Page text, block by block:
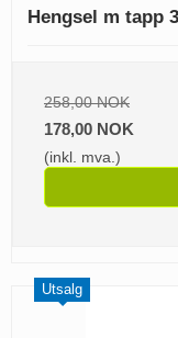
Hengsel m tapp
258,00 NOK
178,00 NOK
(inkl. mva.)
Utsalg